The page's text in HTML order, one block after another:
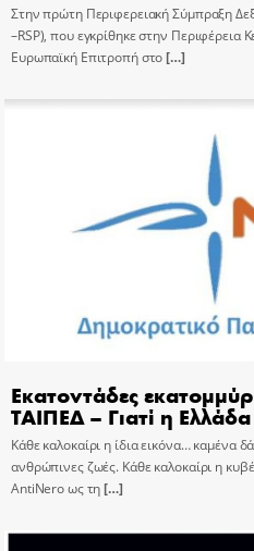
Στην πρώτη Περιφερειακή Σύμπραξη
–RSP), που εγκρίθηκε στην Περιφέρεια
Ευρωπαϊκή Επιτροπή στο[…]
Εκατοντάδες
ΤΑΙΠΕΔ – Γιατί η Ελλάδα
Κάθε καλοκαίρι η ίδια εικόνα… καμένα
ανθρώπινες ζωές. Κάθε καλοκαίρι η
AntiNero ως τη[…]